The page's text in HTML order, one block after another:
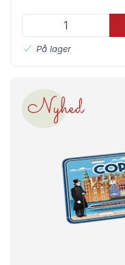
På lager
Nyhed